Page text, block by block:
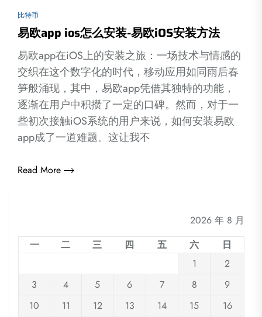
比特币
易欧app ios怎么安装-易欧iOS安装方法
易欧app在iOS上的安装之旅：一场技术与情感的
交织在这个数字化的时代，移动应用如同雨后春
笋般涌现，其中，易欧app凭借其独特的功能，
逐渐在用户中积攒了一定的口碑。然而，对于一
些初次接触iOS系统的用户来说，如何安装易欧
app成了一道难题。这让我不
Read More
2026 年 8 月
一
二 三 四 五 六
日
1
2
3
4 5 6 7 8
9
10
11 12 13 14 15
16